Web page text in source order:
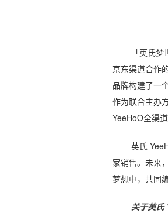
「英氏
京东渠道合作
品牌构建了一
作为联合主办
YeeHoO全渠
英氏
家销售。未来
梦想中，共同
关于英氏